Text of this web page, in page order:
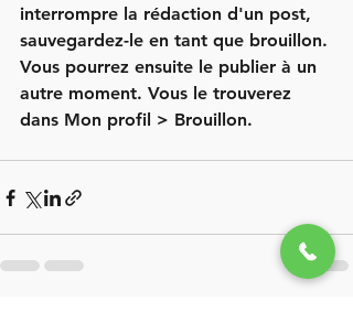
interrompre la rédaction d'un post,
sauvegardez-le en tant que brouillon.
Vous pourrez ensuite le publier à un
autre moment. Vous le trouverez
dans Mon profil > Brouillon.